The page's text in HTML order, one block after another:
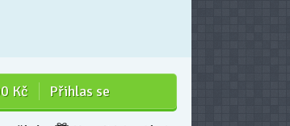
Kč Přihlas se